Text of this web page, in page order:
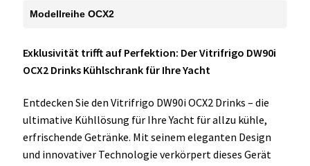
Modellreihe OCX2
Exklusivität trifft auf Perfektion: Der Vitrifrigo DW90i
OCX2 Drinks Kühlschrank für Ihre Yacht
Entdecken Sie den Vitrifrigo DW90i OCX2 Drinks – die
ultimative Kühllösung für Ihre Yacht für allzu kühle,
erfrischende Getränke. Mit seinem eleganten Design
und innovativer Technologie verkörpert dieses Gerät